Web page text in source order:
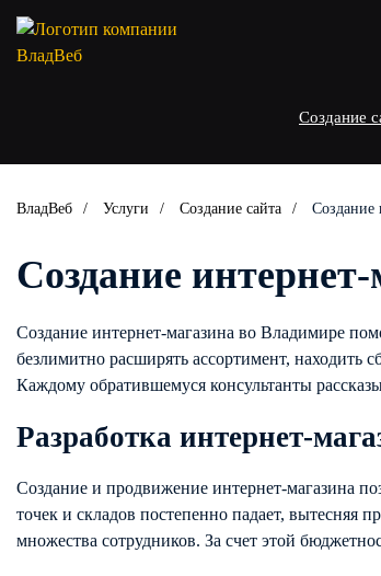
Создание
ВладВеб Услуги Создание сайта Создание
Создание
Создание интернет-магазина во Владимире
безлимитно расширять ассортимент, находить
Каждому обратившемуся консультанты
Разработка интернет-
Создание и продвижение интернет-магазина
точек и складов постепенно падает, вытесняя
множества сотрудников. За счет этой